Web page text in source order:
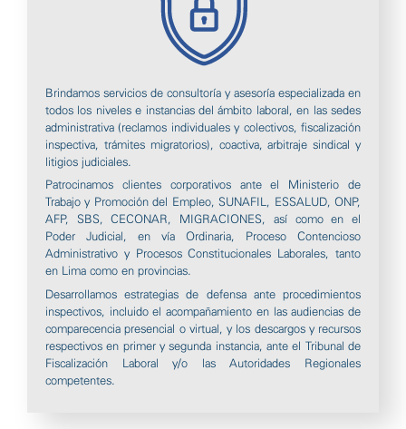
Brindamos servicios de consultoría y asesoría especializada en
todos los niveles e instancias del ámbito laboral, en las sedes
administrativa (reclamos individuales y colectivos, fiscalización
inspectiva, trámites migratorios), coactiva, arbitraje sindical y
litigios judiciales.
Patrocinamos clientes corporativos ante el Ministerio de
Trabajo y Promoción del Empleo, SUNAFIL, ESSALUD, ONP,
AFP, SBS, CECONAR, MIGRACIONES, así como en el
Poder Judicial, en vía Ordinaria, Proceso Contencioso
Administrativo y Procesos Constitucionales Laborales, tanto
en Lima como en provincias.
Desarrollamos estrategias de defensa ante procedimientos
inspectivos, incluido el acompañamiento en las audiencias de
comparecencia presencial o virtual, y los descargos y recursos
respectivos en primer y segunda instancia, ante el Tribunal de
Fiscalización Laboral y/o las Autoridades Regionales
competentes.